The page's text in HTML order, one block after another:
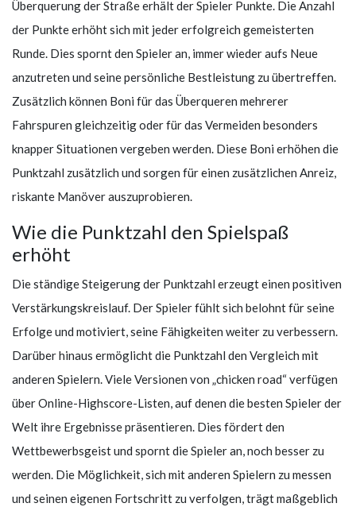
Überquerung der Straße erhält der Spieler Punkte. Die Anzahl
der Punkte erhöht sich mit jeder erfolgreich gemeisterten
Runde. Dies spornt den Spieler an, immer wieder aufs Neue
anzutreten und seine persönliche Bestleistung zu übertreffen.
Zusätzlich können Boni für das Überqueren mehrerer
Fahrspuren gleichzeitig oder für das Vermeiden besonders
knapper Situationen vergeben werden. Diese Boni erhöhen die
Punktzahl zusätzlich und sorgen für einen zusätzlichen Anreiz,
riskante Manöver auszuprobieren.
Wie die Punktzahl den Spielspaß
erhöht
Die ständige Steigerung der Punktzahl erzeugt einen positiven
Verstärkungskreislauf. Der Spieler fühlt sich belohnt für seine
Erfolge und motiviert, seine Fähigkeiten weiter zu verbessern.
Darüber hinaus ermöglicht die Punktzahl den Vergleich mit
anderen Spielern. Viele Versionen von „chicken road“ verfügen
über Online-Highscore-Listen, auf denen die besten Spieler der
Welt ihre Ergebnisse präsentieren. Dies fördert den
Wettbewerbsgeist und spornt die Spieler an, noch besser zu
werden. Die Möglichkeit, sich mit anderen Spielern zu messen
und seinen eigenen Fortschritt zu verfolgen, trägt maßgeblich